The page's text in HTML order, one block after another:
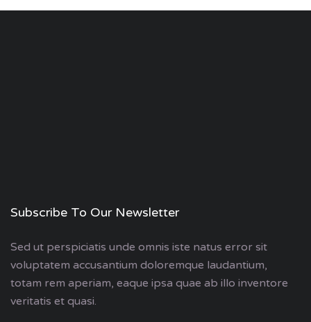
Subscribe To Our Newsletter
Sed ut perspiciatis unde omnis iste natus error sit
voluptatem accusantium doloremque laudantium,
totam rem aperiam, eaque ipsa quae ab illo inventore
veritatis et quasi.